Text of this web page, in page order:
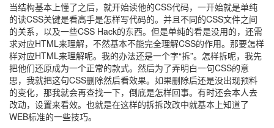
当结构基本上懂了之后，就开始读他的CSS代码，一开始就是单纯
的读CSS关键是看高手是怎样写代码的。并且不同的CSS文件之间
的关系，以及一些CSS Hack的东西。但是单纯的看是没用的，还需
求对应HTML来理解，不然基本不能完全理解CSS的作用。那要怎样
样对应HTML来理解呢。我的办法还是一个字“拆”。怎样拆呢，我先
把他们还原成为一个正常的款式。然后为了弄明白一句CSS的意
思，我就把这句CSS删除然后看效果。如果删除后还是没出现预料
的变化，那我就会再查找一下，倒底是怎样回事。有时还会本人去
改动，设置来看效。也就是在这样的拆拆改改中就基本上知道了
WEB标准的一些技巧。